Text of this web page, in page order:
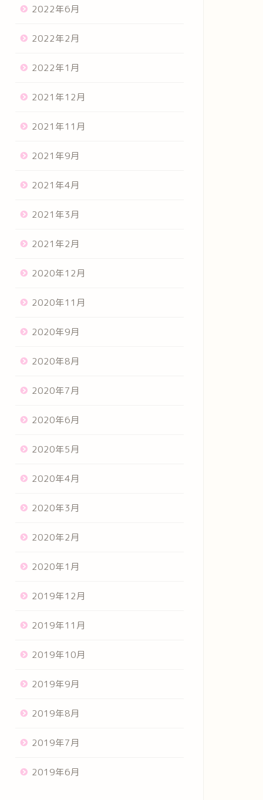
2022年6月
2022年2月
2022年1月
2021年12月
2021年11月
2021年9月
2021年4月
2021年3月
2021年2月
2020年12月
2020年11月
2020年9月
2020年8月
2020年7月
2020年6月
2020年5月
2020年4月
2020年3月
2020年2月
2020年1月
2019年12月
2019年11月
2019年10月
2019年9月
2019年8月
2019年7月
2019年6月